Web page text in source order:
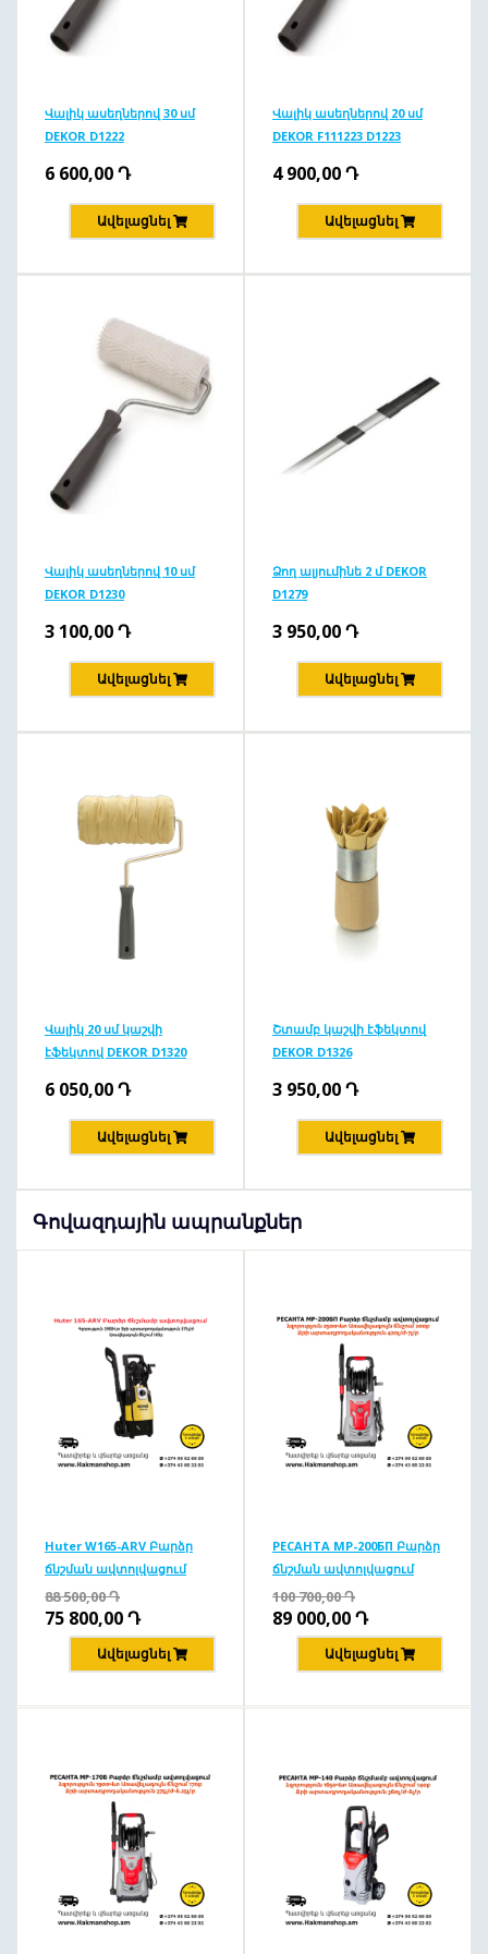
Վալիկ ասեղներով 30 սմ
DEKOR D1222
6 600,00Դ
Ավելացնել
Վալիկ ասեղներով 20 սմ
DEKOR F111223 D1223
4 900,00Դ
Ավելացնել
Վալիկ ասեղներով 10 սմ
DEKOR D1230
3 100,00Դ
Ավելացնել
Ձող ալյումինե 2 մ DEKOR
D1279
3 950,00Դ
Ավելացնել
Վալիկ 20 սմ կաշվի
էֆեկտով DEKOR D1320
6 050,00Դ
Ավելացնել
Շտամբ կաշվի էֆեկտով
DEKOR D1326
3 950,00Դ
Ավելացնել
Գովազդային ապրանքներ
Huter W165-ARV Բարձր
ճնշման ավտոլվացում
165բ/1900Վտ
88 500,00Դ
75 800,00Դ
Ավելացնել
РЕСАНТА MP-200БП Բարձր
ճնշման ավտոլվացում
200բ/2500Վտ
100 700,00Դ
89 000,00Դ
Ավելացնել